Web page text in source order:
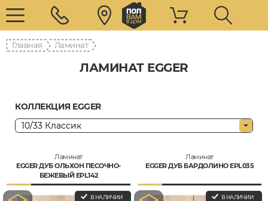
Главная Ламинат
ЛАМИНАТ EGGER
КОЛЛЕКЦИЯ EGGER
Ламинат
EGGER ДУБ ОЛЬХОН ПЕСОЧНО-
БЕЖЕВЫЙ EPL142
В НАЛИЧИИ
Ламинат
EGGER ДУБ БАРДОЛИНО EPL035
В НАЛИЧИИ